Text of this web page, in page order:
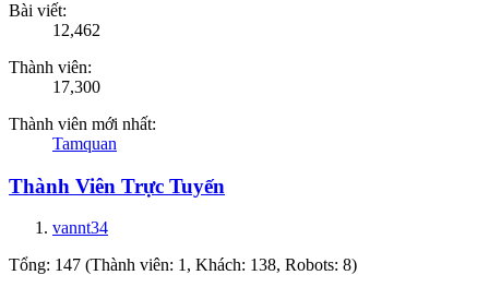
Bài viết:
12,462
Thành viên:
17,300
Thành viên mới nhất:
Tamquan
Thành Viên Trực Tuyến
vannt34
Tổng: 147 (Thành viên: 1, Khách: 138, Robots: 8)